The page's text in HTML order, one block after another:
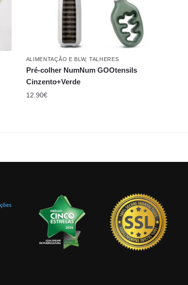
ALIMENTAÇÃO E BLW, TALHERES
Pré-colher NumNum GOOtensils
Cinzento+Verde
12.90€